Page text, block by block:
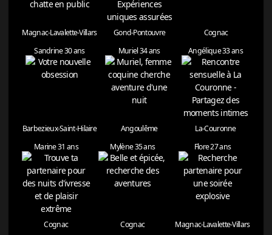
Magnac-Lavalette-Villars Gond-Pontouvre
Cognac
Sandrine 30 ans
Barbezieux-Saint-Hilaire
Muriel 34 ans
Angoulême
Angélique 33 ans
La-Couronne
Marine 31 ans
Cognac
Mylène 35 ans
Cognac
Flore 27 ans
Magnac-Lavalette-Villars